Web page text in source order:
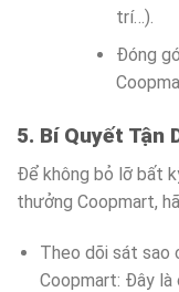
trí…).
Đóng
5. Bí Quyết Tận
Để không bỏ lỡ bất
thưởng Coopmart,
Theo dõi sát sao
Coopmart: Đây là